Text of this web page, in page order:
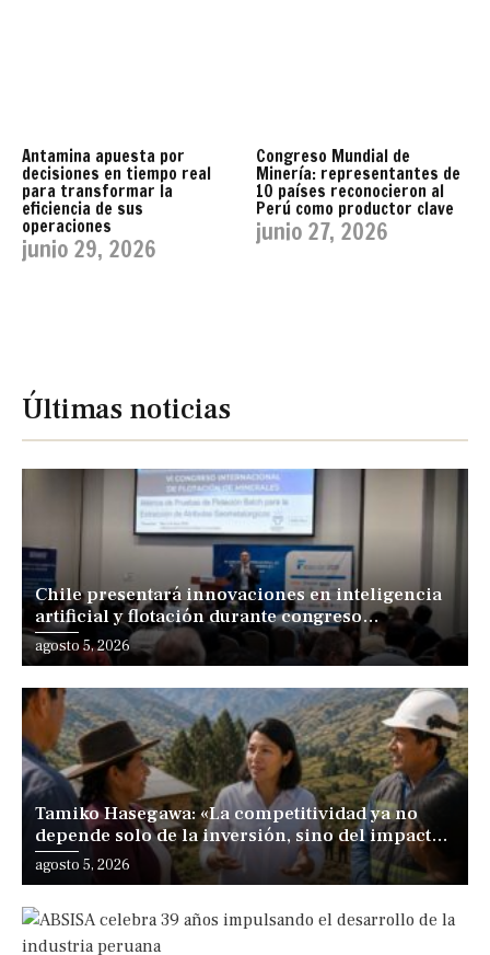
Antamina apuesta por
decisiones en tiempo real
para transformar la
eficiencia de sus
operaciones
junio 29, 2026
Congreso Mundial de
Minería: representantes de
10 países reconocieron al
Perú como productor clave
junio 27, 2026
Últimas noticias
Chile presentará innovaciones en inteligencia
artificial y flotación durante congreso
internacional en Lima
agosto 5, 2026
Tamiko Hasegawa: «La competitividad ya no
depende solo de la inversión, sino del impacto
positivo en los territorios y las personas»
agosto 5, 2026